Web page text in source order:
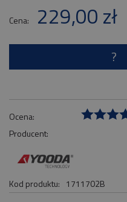
Cena: 229,00 zł
?
Ocena:
Producent:
Kod produktu: 1711702B